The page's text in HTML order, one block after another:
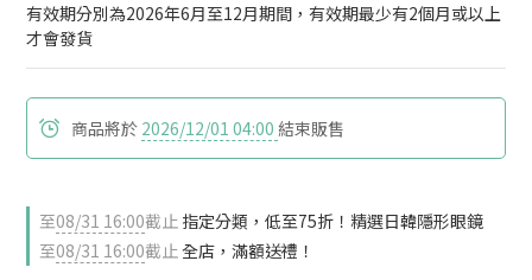
有效期分別為2026年6月至12月期間，有效期最少有2個月或以上
才會發貨
商品將於 2026/12/01 04:00 結束販售
至08/31 16:00截止 指定分類，低至75折！精選日韓隱形眼鏡
至08/31 16:00截止全店，滿額送禮！